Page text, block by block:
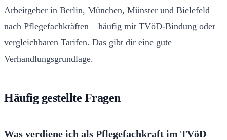
Arbeitgeber in Berlin, München, Münster und Bielefeld
nach Pflegefachkräften – häufig mit TVöD-Bindung oder
vergleichbaren Tarifen. Das gibt dir eine gute
Verhandlungsgrundlage.
Häufig gestellte Fragen
Was verdiene ich als Pflegefachkraft im TVöD